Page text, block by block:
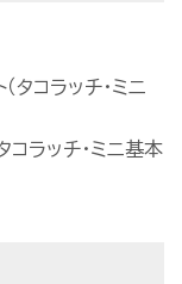
タコラッチ・ミニ
コラッチ・ミニ基本